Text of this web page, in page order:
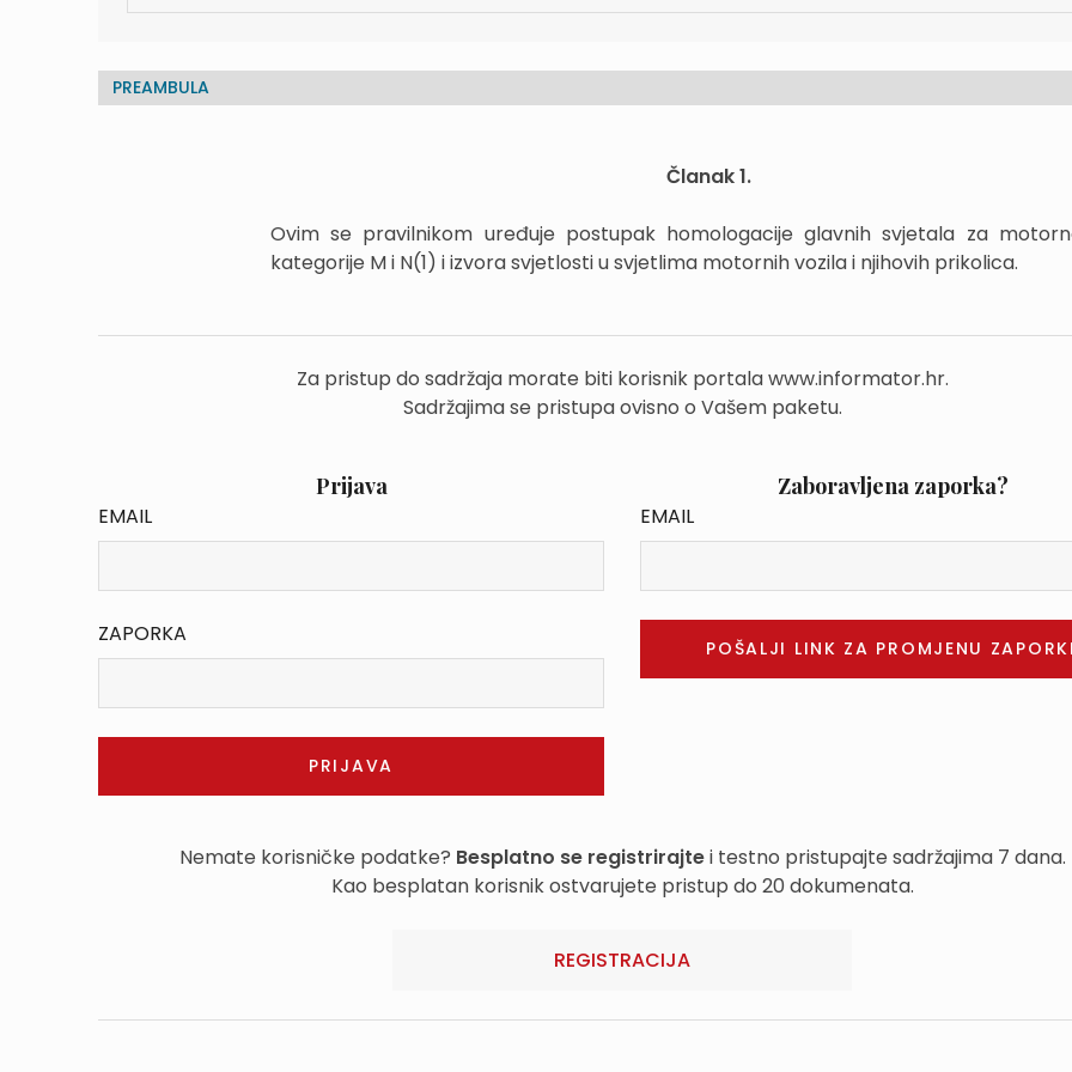
PREAMBULA
Članak 1.
Ovim se pravilnikom uređuje postupak homologacije glavnih svjetala za
kategorije M i N(1) i izvora svjetlosti u svjetlima motornih vozila i njihovih prikolica.
Za pristup do sadržaja morate biti korisnik portala www.informator.hr.
Sadržajima se pristupa ovisno o Vašem paketu.
Prijava
EMAIL
ZAPORKA
Zaboravljena zaporka?
EMAIL
Nemate korisničke podatke? Besplatno se registrirajtei testno pristupajte sadržajima 7 dana.
Kao besplatan korisnik ostvarujete pristup do 20 dokumenata.
REGISTRACIJA